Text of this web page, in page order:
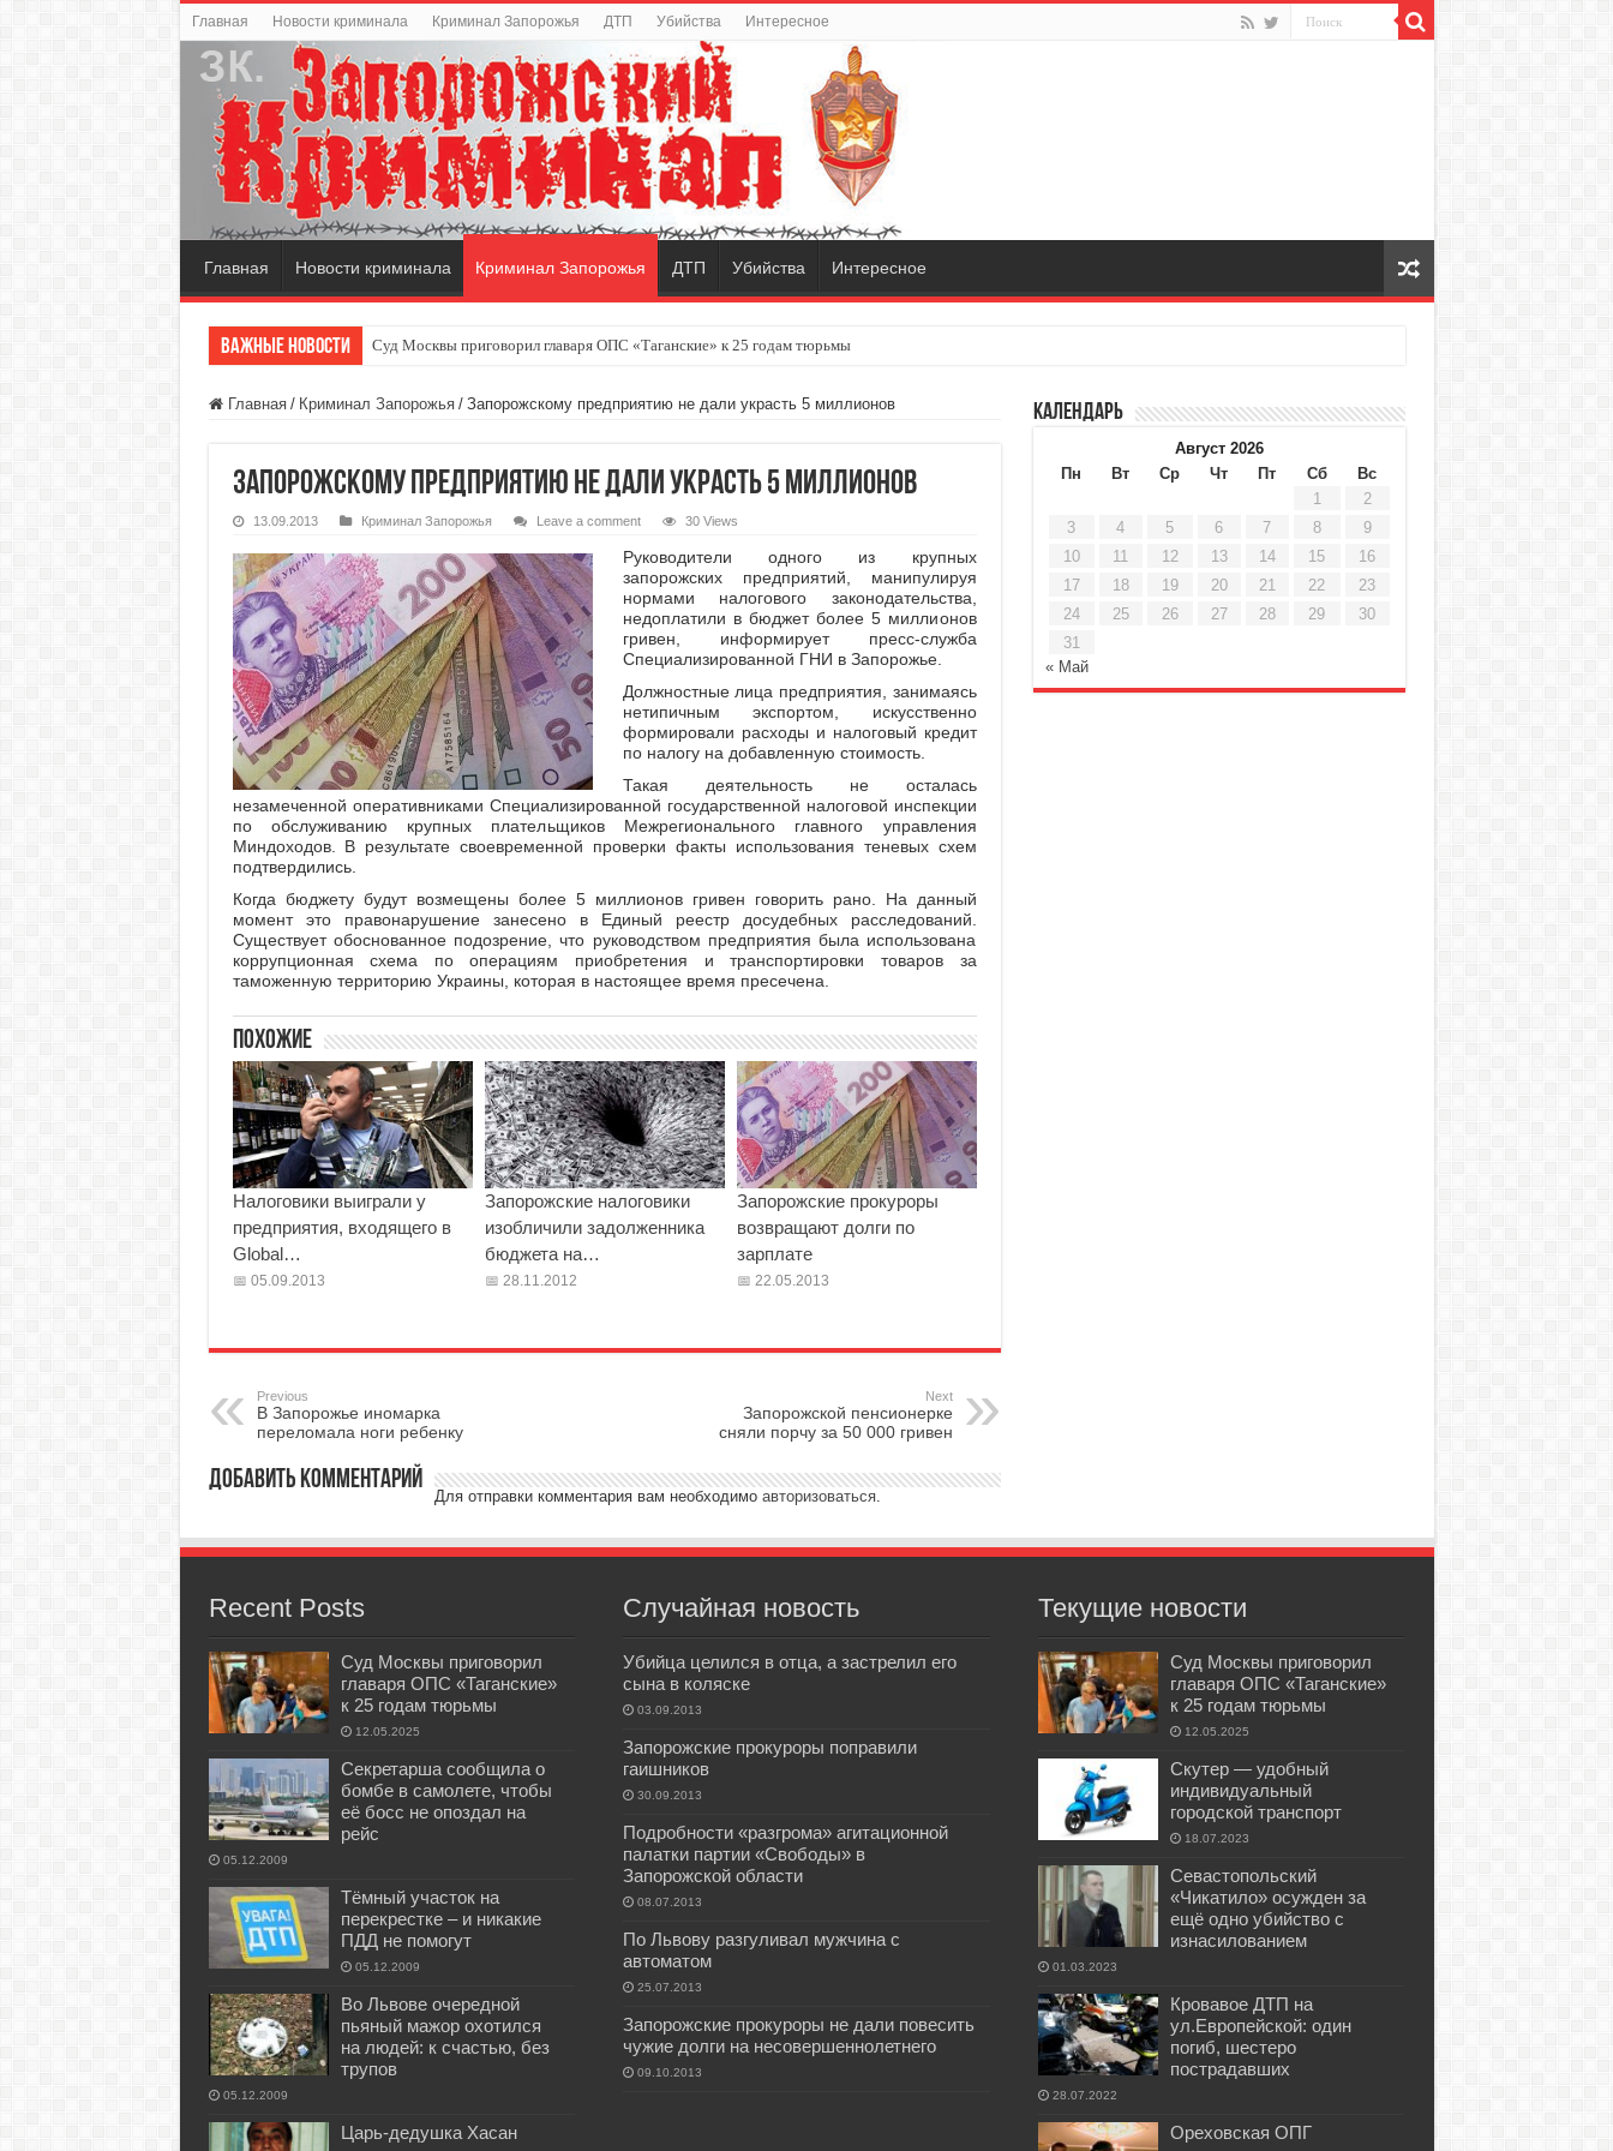
Главная Новости криминала Криминал Запорожья ДТП Убийства Интересное
Главная Новости криминала Криминал Запорожья ДТП Убийства Интересное
Важные новости Суд Москвы приговорил главаря ОПС «Таганские» к 25 годам тюрьмы
Главная / Криминал Запорожья / Запорожскому предприятию не дали украсть 5 миллионов
Запорожскому предприятию не дали украсть 5 миллионов
13.09.2013 Криминал Запорожья Leave a comment 30 Views
Руководители одного из крупных
запорожских предприятий, манипулируя
нормами налогового законодательства,
недоплатили в бюджет более 5 миллионов
гривен, информирует пресс-служба
Специализированной ГНИ в Запорожье.
Должностные лица предприятия, занимаясь
нетипичным экспортом, искусственно
формировали расходы и налоговый кредит
по налогу на добавленную стоимость.
Такая деятельность не осталась
незамеченной оперативниками Специализированной государственной налоговой инспекции
по обслуживанию крупных плательщиков Межрегионального главного управления
Миндоходов. В результате своевременной проверки факты использования теневых схем
подтвердились.
Когда бюджету будут возмещены более 5 миллионов гривен говорить рано. На данный
момент это правонарушение занесено в Единый реестр досудебных расследований.
Существует обоснованное подозрение, что руководством предприятия была использована
коррупционная схема по операциям приобретения и транспортировки товаров за
таможенную территорию Украины, которая в настоящее время пресечена.
Похожие
Налоговики выиграли у
предприятия, входящего в
Global…
05.09.2013
Запорожские налоговики
изобличили задолженника
бюджета на…
28.11.2012
Запорожские прокуроры
возвращают долги по
зарплате
22.05.2013
Previous
В Запорожье иномарка
переломала ноги ребенку
Next
Запорожской пенсионерке
сняли порчу за 50 000 гривен
Добавить комментарий
Для отправки комментария вам необходимо авторизоваться.
Календарь
Август 2026
Пн
Вт Ср Чт Пт Сб
Вс
1
2
3
4 5 6 7 8
9
10
11 12 13 14 15
16
17
18 19 20 21 22
23
24
25 26 27 28 29
30
31
« Май
Recent Posts
Суд Москвы приговорил
главаря ОПС «Таганские»
к 25 годам тюрьмы
12.05.2025
Секретарша сообщила о
бомбе в самолете, чтобы
её босс не опоздал на
рейс
05.12.2009
Тёмный участок на
перекрестке – и никакие
ПДД не помогут
05.12.2009
Во Львове очередной
пьяный мажор охотился
на людей: к счастью, без
трупов
05.12.2009
Царь-дедушка Хасан
Случайная новость
Убийца целился в отца, а застрелил его
сына в коляске
03.09.2013
Запорожские прокуроры поправили
гаишников
30.09.2013
Подробности «разгрома» агитационной
палатки партии «Свободы» в
Запорожской области
08.07.2013
По Львову разгуливал мужчина с
автоматом
25.07.2013
Запорожские прокуроры не дали повесить
чужие долги на несовершеннолетнего
09.10.2013
Текущие новости
Суд Москвы приговорил
главаря ОПС «Таганские»
к 25 годам тюрьмы
12.05.2025
Скутер — удобный
индивидуальный
городской транспорт
18.07.2023
Севастопольский
«Чикатило» осужден за
ещё одно убийство с
изнасилованием
01.03.2023
Кровавое ДТП на
ул.Европейской: один
погиб, шестеро
пострадавших
28.07.2022
Ореховская ОПГ